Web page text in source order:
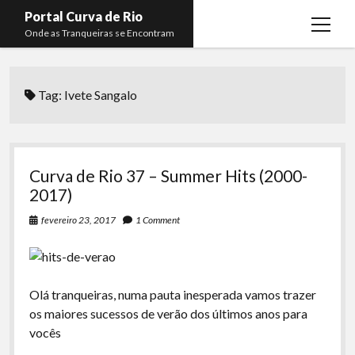
Portal Curva de Rio
Onde as Tranqueiras se Encontram
open
menu
Curva de Rio
Komos
La Siesta Podcast
Arquivo CDR
Papo Tranqueira
Membros
Lucas Oliveira
Kaique Xavier
Tag: Ivete Sangalo
Curva de Rio 37 – Summer Hits (2000-
2017)
fevereiro 23, 2017 1 Comment
Olá tranqueiras, numa pauta inesperada vamos trazer
os maiores sucessos de verão dos últimos anos para
vocês